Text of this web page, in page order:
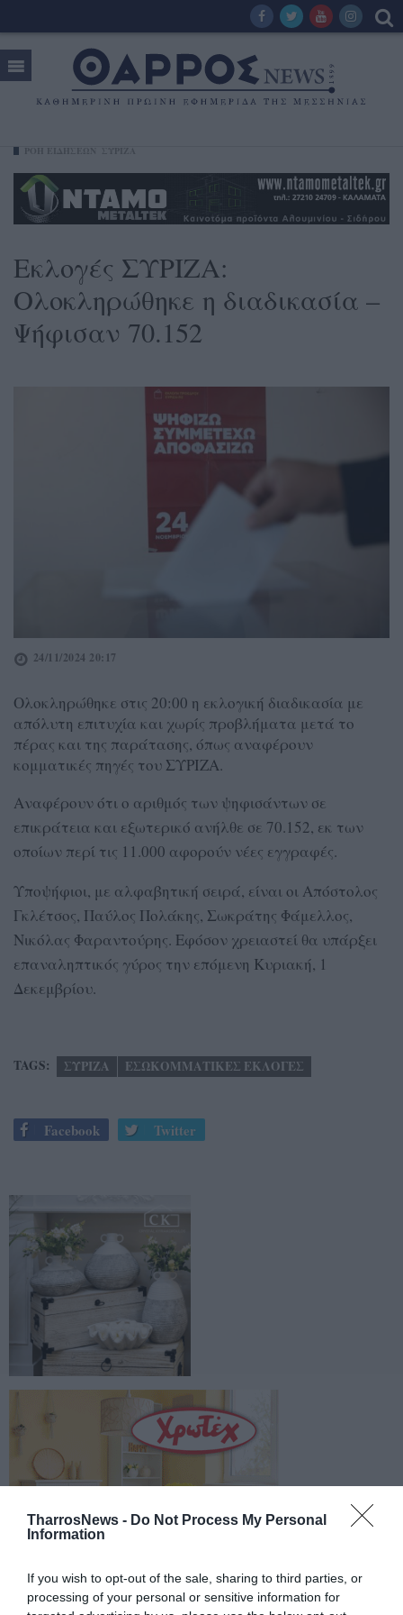
TharrosNews - Do Not Process My Personal
Information
If you wish to opt-out of the sale, sharing to third parties, or
processing of your personal or sensitive information for
Εκλογές ΣΥΡΙΖΑ:
Ολοκληρώθηκε η διαδικασία –
Ψήφισαν 70.152
24/11/2024 20:17
Ολοκληρώθηκε στις 20:00 η εκλογική διαδικασία με
απόλυτη επιτυχία και χωρίς προβλήματα μετά το
πέρας και της παράτασης, όπως αναφέρουν
κομματικές πηγές του ΣΥΡΙΖΑ.
Αναφέρουν ότι ο αριθμός των ψηφισάντων σε
επικράτεια και εξωτερικό ανήλθε σε 70.152, εκ των
οποίων περί τις 11.000 αφορούν νέες εγγραφές.
Υποψήφιοι, με αλφαβητική σειρά, είναι οι Απόστολος
Γκλέτσος, Παύλος Πολάκης, Σωκράτης Φάμελλος,
Νικόλας Φαραντούρης. Εφόσον χρειαστεί θα υπάρξει
επαναληπτικός γύρος την επόμενη Κυριακή, 1
Δεκεμβρίου.
TAGS: ΣΥΡΙΖΑ ΕΣΩΚΟΜΜΑΤΙΚΕΣ ΕΚΛΟΓΕΣ
Facebook Twitter